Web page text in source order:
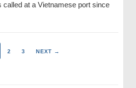
at a Vietnamese port since
2 3 NEXT →